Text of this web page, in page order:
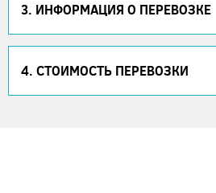
3. ИНФОРМАЦИЯ О ПЕРЕВОЗКЕ
4. СТОИМОСТЬ ПЕРЕВОЗКИ